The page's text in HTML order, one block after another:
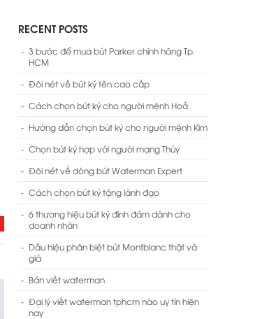
RECENT POSTS
3 bước để mua bút Parker chính hãng Tp.
HCM
Đôi nét về bút ký tên cao cấp
Cách chọn bút ký cho người mệnh Hoả
Hướng dẫn chọn bút ký cho người mệnh Kim
Chọn bút ký hợp với người mạng Thủy
Đôi nét về dòng bút Waterman Expert
Cách chọn bút ký tặng lãnh đạo
6 thương hiệu bút ký đình đám dành cho
doanh nhân
Dấu hiệu phân biệt bút Montblanc thật và
giả
Bán viết waterman
Đại lý viết waterman tphcm nào uy tín hiện
nay